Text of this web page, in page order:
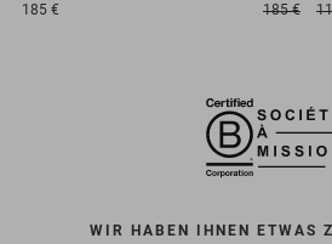
185 €
185 €
WIR HABEN IHNEN ETWAS